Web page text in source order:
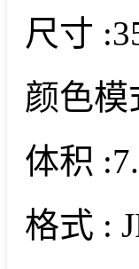
尺寸 :
颜色模
体积 :
格式 :